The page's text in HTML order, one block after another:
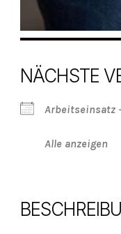
NÄCHSTE
Arbeitseinsatz
Alle anzeigen